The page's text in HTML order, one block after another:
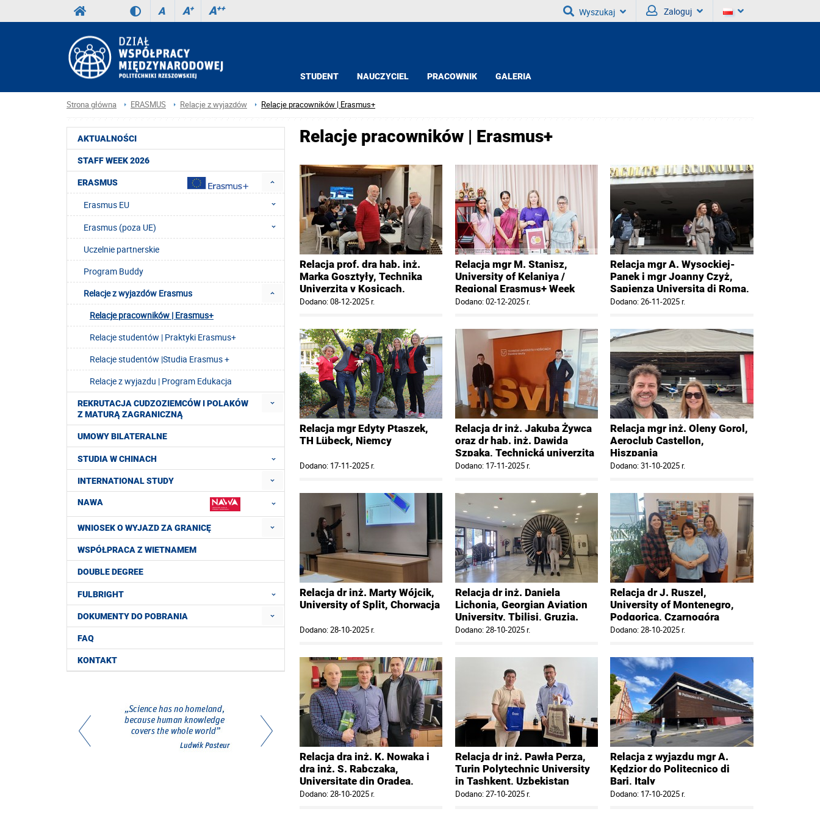
A A+ A++ Wyszukaj Zaloguj
STUDENT NAUCZYCIEL PRACOWNIK GALERIA
Strona główna ERASMUS Relacje z wyjazdów Relacje pracowników | Erasmus+
AKTUALNOŚCI
STAFF WEEK 2026
ERASMUS
Erasmus EU
Erasmus (poza UE)
Uczelnie partnerskie
Program Buddy
Relacje z wyjazdów Erasmus
Relacje pracowników | Erasmus+
Relacje studentów | Praktyki Erasmus+
Relacje studentów |Studia Erasmus +
Relacje z wyjazdu | Program Edukacja
REKRUTACJA CUDZOZIEMCÓW I POLAKÓW
Z MATURĄ ZAGRANICZNĄ
UMOWY BILATERALNE
STUDIA W CHINACH
INTERNATIONAL STUDY
NAWA
WNIOSEK O WYJAZD ZA GRANICĘ
WSPÓŁPRACA Z WIETNAMEM
DOUBLE DEGREE
FULBRIGHT
DOKUMENTY DO POBRANIA
FAQ
KONTAKT
Relacje pracowników | Erasmus+
Relacja prof. dra hab. inż.
Marka Gosztyły, Technika
Univerzita v Kosicach,
Słowacja
Dodano: 08-12-2025 r.
Relacja mgr M. Stanisz,
University of Kelaniya /
Regional Erasmus+ Week
2025 for Asia, the Middle
Dodano: 02-12-2025 r.
Relacja mgr A. Wysockiej-
Panek i mgr Joanny Czyż,
Sapienza Universita di Roma,
Rzym, Włochy
Dodano: 26-11-2025 r.
Relacja mgr Edyty Ptaszek,
TH Lübeck, Niemcy
Dodano: 17-11-2025 r.
Relacja dr inż. Jakuba Żywca
oraz dr hab. inż. Dawida
Szpaka, Technická univerzita
v Košiciach (TUKE), Słowacja
Dodano: 17-11-2025 r.
Relacja mgr inż. Oleny Gorol,
Aeroclub Castellon,
Hiszpania
Dodano: 31-10-2025 r.
Relacja dr inż. Marty Wójcik,
University of Split, Chorwacja
Dodano: 28-10-2025 r.
Relacja dr inż. Daniela
Lichonia, Georgian Aviation
University, Tbilisi, Gruzja.
Dodano: 28-10-2025 r.
Relacja dr J. Ruszel,
University of Montenegro,
Podgorica, Czarnogóra
Dodano: 28-10-2025 r.
Relacja dra inż. K. Nowaka i
dra inż. S. Rabczaka,
Universitate din Oradea,
Rumunia,
Dodano: 28-10-2025 r.
Relacja dr inż. Pawła Perza,
Turin Polytechnic University
in Tashkent, Uzbekistan
Dodano: 27-10-2025 r.
Relacja z wyjazdu mgr A.
Kędzior do Politecnico di
Bari, Italy
Dodano: 17-10-2025 r.